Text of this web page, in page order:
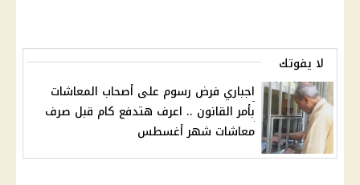
لا يفوتك
اجباري فرض رسوم على أصحاب المعاشات
بأمر القانون .. اعرف هتدفع كام قبل صرف
معاشات شهر أغسطس